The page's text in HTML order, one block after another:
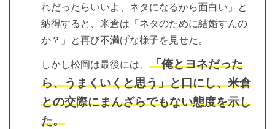
れだったらいいよ、ネタになるから面白い」と
納得すると、米倉は「ネタのために結婚すんの
か？」と再び不満げな様子を見せた。
しかし松岡は最後には、 「俺とヨネだった
ら、うまくいくと思う」と口にし、米倉
との交際にまんざらでもない態度を示し
た。